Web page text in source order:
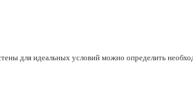
для идеальных условий можно определить